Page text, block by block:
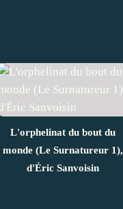
L'orphelinat du bout du
monde (Le Surnatureur 1),
d'Éric Sanvoisin